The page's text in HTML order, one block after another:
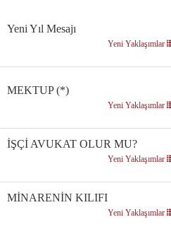
Yeni Yıl Mesajı
Yeni Yaklaşımlar
MEKTUP (*)
Yeni Yaklaşımlar
İŞÇİ AVUKAT OLUR MU?
Yeni Yaklaşımlar
MİNARENİN KILIFI
Yeni Yaklaşımlar